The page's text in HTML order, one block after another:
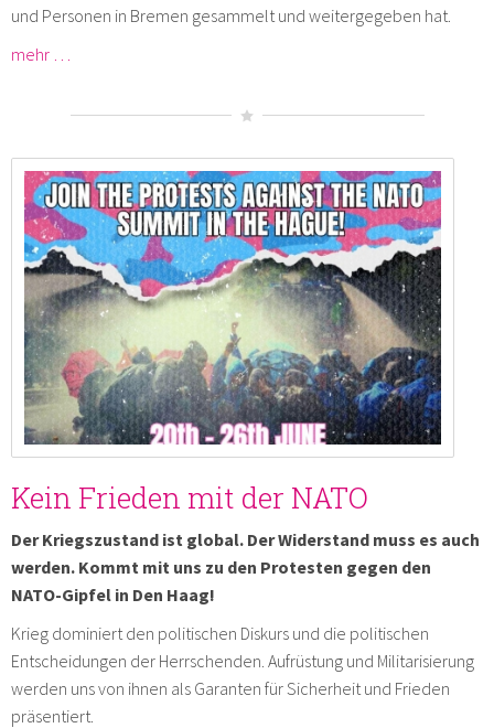
und Personen in Bremen gesammelt und weitergegeben hat.
mehr …
Kein Frieden mit der NATO
Der Kriegszustand ist global. Der Widerstand muss es auch
werden. Kommt mit uns zu den Protesten gegen den
NATO-Gipfel in Den Haag!
Krieg dominiert den politischen Diskurs und die politischen
Entscheidungen der Herrschenden. Aufrüstung und Militarisierung
werden uns von ihnen als Garanten für Sicherheit und Frieden
präsentiert.